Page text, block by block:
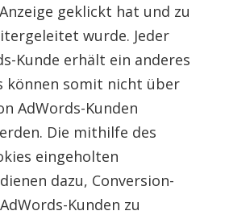
geklickt hat und zu
wurde. Jeder
Kunde erhält ein anderes
können somit nicht über
AdWords-Kunden
Die mithilfe des
eingeholten
dazu, Conversion-
Kunden zu